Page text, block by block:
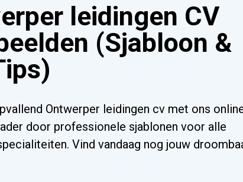
leidingen CV
(Sjabloon &
Ontwerper leidingen cv met ons
door professionele sjablonen voor alle
Vind vandaag nog jouw